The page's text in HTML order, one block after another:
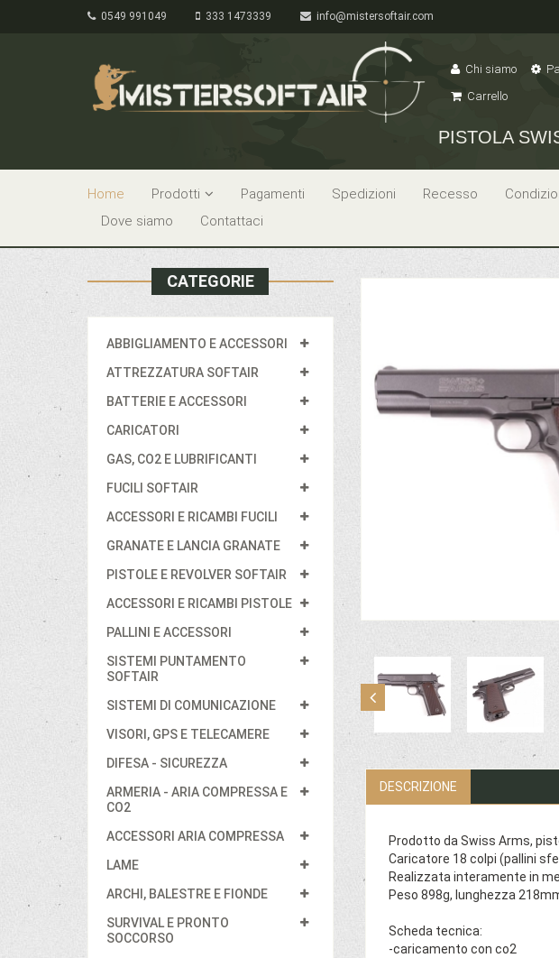
0549 991049 333 1473339 info@mistersoftair.com
Chi siamo
Carrello
PISTOLA
Home Prodotti Pagamenti Spedizioni Recesso
Dove siamo
Contattaci
CATEGORIE
ABBIGLIAMENTO E ACCESSORI
ATTREZZATURA SOFTAIR
BATTERIE E ACCESSORI
CARICATORI
GAS, CO2 E LUBRIFICANTI
FUCILI SOFTAIR
ACCESSORI E RICAMBI FUCILI
GRANATE E LANCIA GRANATE
PISTOLE E REVOLVER SOFTAIR
ACCESSORI E RICAMBI PISTOLE
PALLINI E ACCESSORI
SISTEMI PUNTAMENTO
SOFTAIR
SISTEMI DI COMUNICAZIONE
VISORI, GPS E TELECAMERE
DIFESA - SICUREZZA
ARMERIA - ARIA COMPRESSA E
CO2
ACCESSORI ARIA COMPRESSA
LAME
ARCHI, BALESTRE E FIONDE
SURVIVAL E PRONTO
SOCCORSO
DESCRIZIONE
Prodotto da Swiss Arms,
Caricatore 18 colpi (pallini
Realizzata interamente in
Peso 898g, lunghezza
Scheda tecnica:
-caricamento con co2